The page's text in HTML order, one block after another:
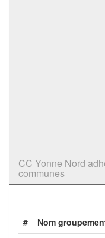
CC Yonne Nord
communes
# Nom